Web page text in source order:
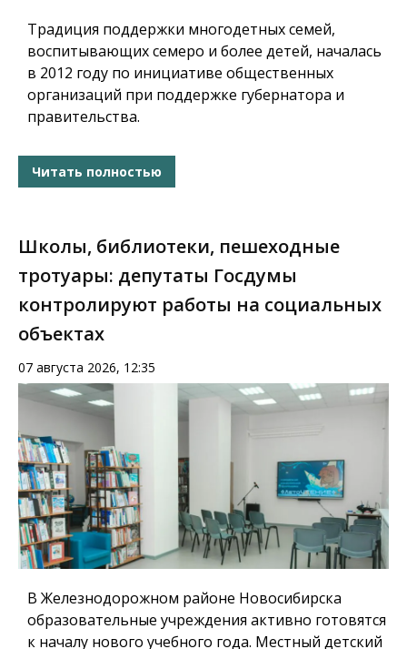
Традиция поддержки многодетных семей,
воспитывающих семеро и более детей, началась
в 2012 году по инициативе общественных
организаций при поддержке губернатора и
правительства.
Читать полностью
Школы, библиотеки, пешеходные
тротуары: депутаты Госдумы
контролируют работы на социальных
объектах
07 августа 2026, 12:35
В Железнодорожном районе Новосибирска
образовательные учреждения активно готовятся
к началу нового учебного года. Местный детский